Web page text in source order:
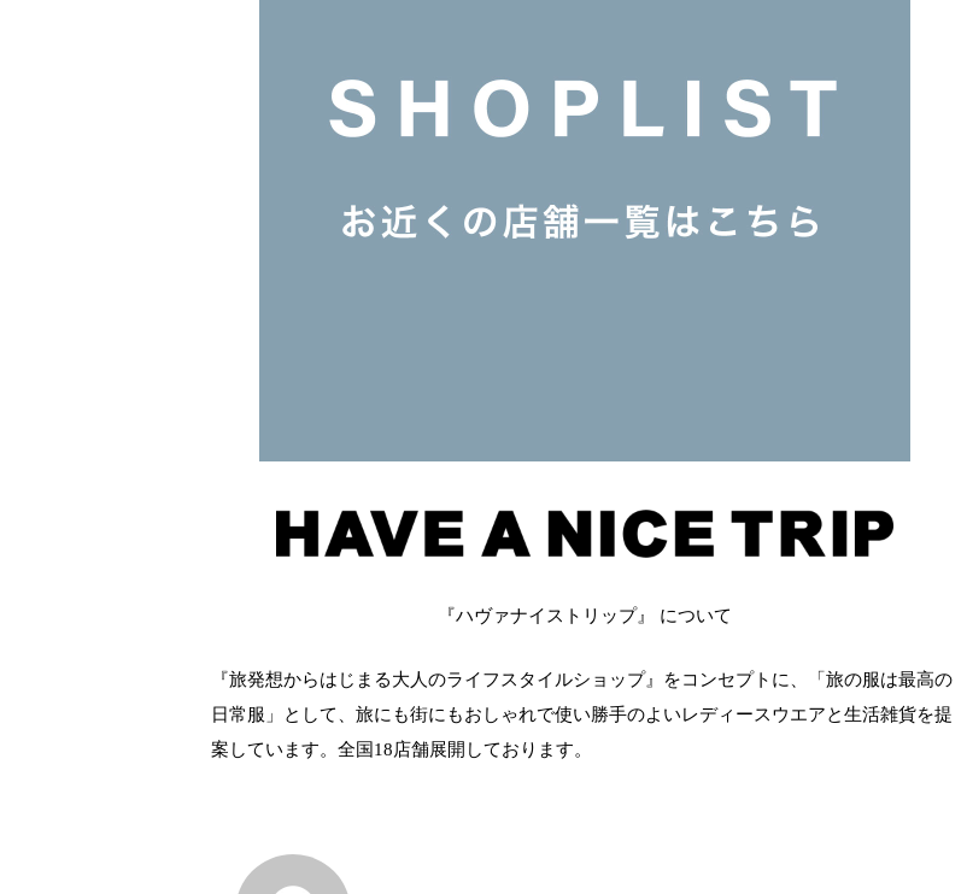
『ハヴァナイストリップ』 について
『旅発想からはじまる⼤⼈のライフスタイルショップ』をコンセプトに、「旅の服は最⾼の
⽇常服」として、旅にも街にもおしゃれで使い勝⼿のよいレディースウエアと⽣活雑貨を提
案しています。全国18店舗展開しております。